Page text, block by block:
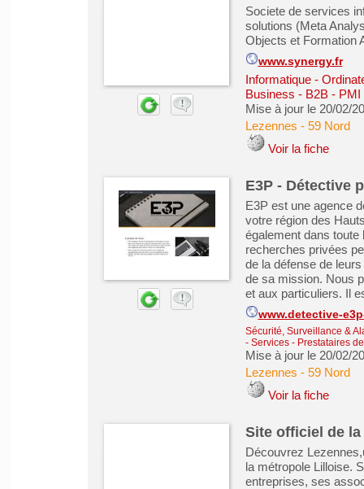
Societe de services
solutions (Meta
Objects et Formation
www.synergy.fr
Informatique -
Business - B2B - PMI
Mise à jour le 20/02/
Lezennes - 59 Nord
Voir la fiche
E3P - Détective
E3P est une agence
votre région des
également dans toute
recherches privées
de la défense de
de sa mission. Nous
et aux particuliers. Il
www.detective-
Sécurité, Surveillance &
- Services - Prestataires
Mise à jour le 20/02/
Lezennes - 59 Nord
Voir la fiche
Site officiel de la
Découvrez
la métropole Lilloise.
entreprises, ses